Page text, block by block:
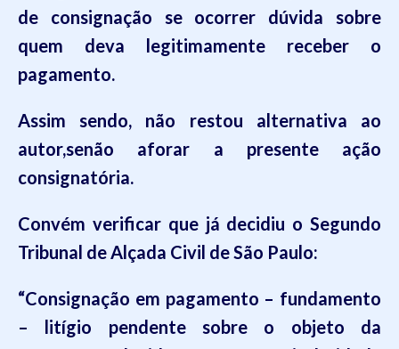
de consignação se ocorrer dúvida sobre
quem deva legitimamente receber o
pagamento.
Assim sendo, não restou alternativa ao
autor,senão aforar a presente ação
consignatória.
Convém verificar que já decidiu o Segundo
Tribunal de Alçada Civil de São Paulo:
“Consignação em pagamento – fundamento
– litígio pendente sobre o objeto da